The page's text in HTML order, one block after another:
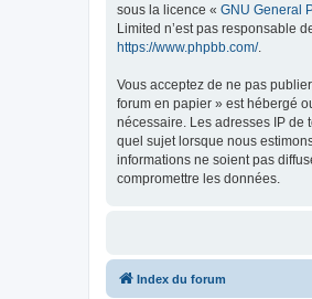
sous la licence « GNU General
Limited n’est pas responsable
https://www.phpbb.com/.
Vous acceptez de ne pas
forum en papier » est hébergé
nécessaire. Les adresses IP de
quel sujet lorsque nous
informations ne soient pas
compromettre les données.
Index du forum